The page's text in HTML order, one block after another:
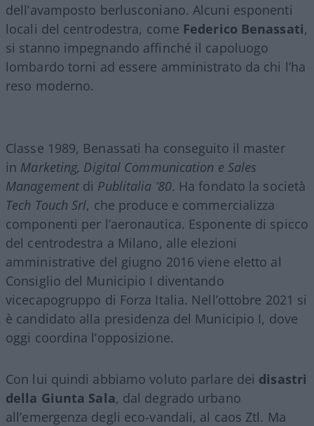
dell’avamposto berlusconiano. Alcuni esponenti
locali del centrodestra, come Federico Benassati,
si stanno impegnando affinché il capoluogo
lombardo torni ad essere amministrato da chi l’ha
reso moderno.
Classe 1989, Benassati ha conseguito il master
in Marketing, Digital Communication e Sales
Management di Publitalia ’80. Ha fondato la società
Tech Touch Srl, che produce e commercializza
componenti per l’aeronautica. Esponente di spicco
del centrodestra a Milano, alle elezioni
amministrative del giugno 2016 viene eletto al
Consiglio del Municipio I diventando
vicecapogruppo di Forza Italia. Nell’ottobre 2021 si
è candidato alla presidenza del Municipio I, dove
oggi coordina l’opposizione.
Con lui quindi abbiamo voluto parlare dei disastri
della Giunta Sala, dal degrado urbano
all’emergenza degli eco-vandali, al caos Ztl. Ma